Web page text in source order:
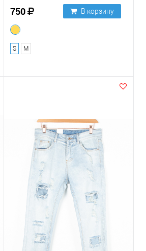
750 В корзину
S M